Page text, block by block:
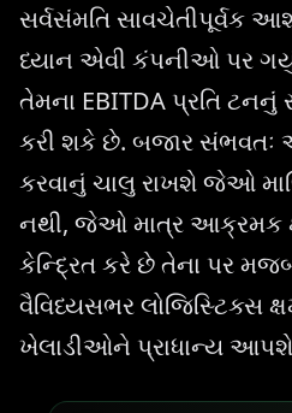
સર્વસંમતિ સાવચેતીપૂર્વક
ધ્યાન એવી કંપનીઓ પર
તેમના EBITDA પ્રતિ
કરી શકે છે. બજાર
કરવાનું ચાલુ રાખશે જેઓ
નથી, જેઓ માત્ર આક્રમક
કેન્દ્રિત કરે છે તેના પર
વૈવિધ્યસભર લોજિસ્ટિક્સ
ખેલાડીઓને પ્રાધાન્ય